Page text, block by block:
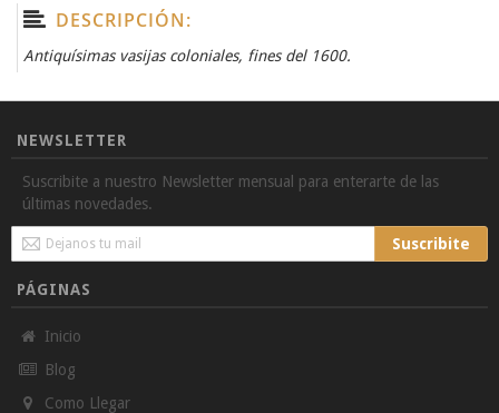
DESCRIPCIÓN:
Antiquísimas vasijas coloniales, fines del 1600.
NEWSLETTER
Suscribite a nuestro Newsletter mensual para enterarte de las
últimas novedades.
Sign
Up
for
Suscribite
PÁGINAS
Inicio
Blog
Como Llegar